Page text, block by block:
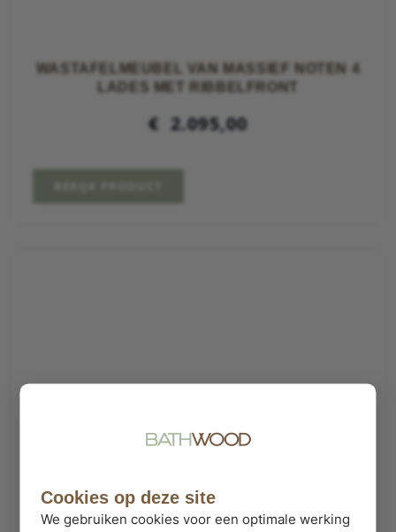
WASTAFELMEUBEL VAN MASSIEF NOTEN 4
LADES MET RIBBELFRONT
€ 2.095,00
Cookies op deze site
We gebruiken cookies voor een optimale werking